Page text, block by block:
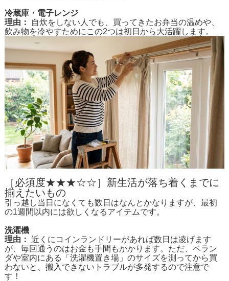
冷蔵庫・電子レンジ
理由：
自炊をしない人でも、買ってきたお弁当の温めや、
飲み物を冷やすためにこの2つは初日から大活躍します。
［必須度★★★☆☆］新生活が落ち着くまでに
揃えたいもの
引っ越し当日になくても数日はなんとかなりますが、最初
の1週間以内には欲しくなるアイテムです。
洗濯機
理由： 近くにコインランドリーがあれば数日は凌げます
が、毎回通うのはお金も手間もかかります。ただ、ベラン
ダや室内にある「洗濯機置き場」のサイズを測ってから買
わないと、搬入できないトラブルが多発するので注意で
す！